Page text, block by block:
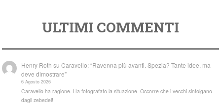
ULTIMI COMMENTI
Henry Roth suCaravello: “Ravenna più avanti. Spezia? Tante idee, ma
deve dimostrare”
6 Agosto 2026
Caravello ha ragione. Ha fotografato la situazione. Occorre che i vecchi sintolgano
dagli zebedei!